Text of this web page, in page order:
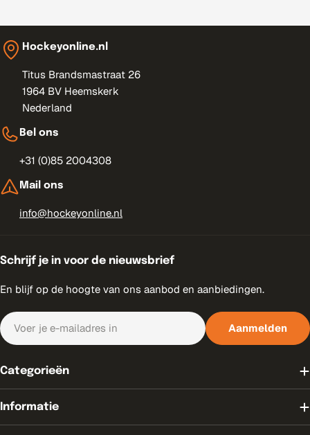
Hockeyonline.nl
Titus Brandsmastraat 26
1964 BV Heemskerk
Nederland
Bel ons
+31 (0)85 2004308
Mail ons
info@hockeyonline.nl
Schrijf je in voor de nieuwsbrief
En blijf op de hoogte van ons aanbod en aanbiedingen.
E-
mail
Aanmelden
Categorieën
Informatie